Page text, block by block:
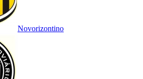
Novorizontino